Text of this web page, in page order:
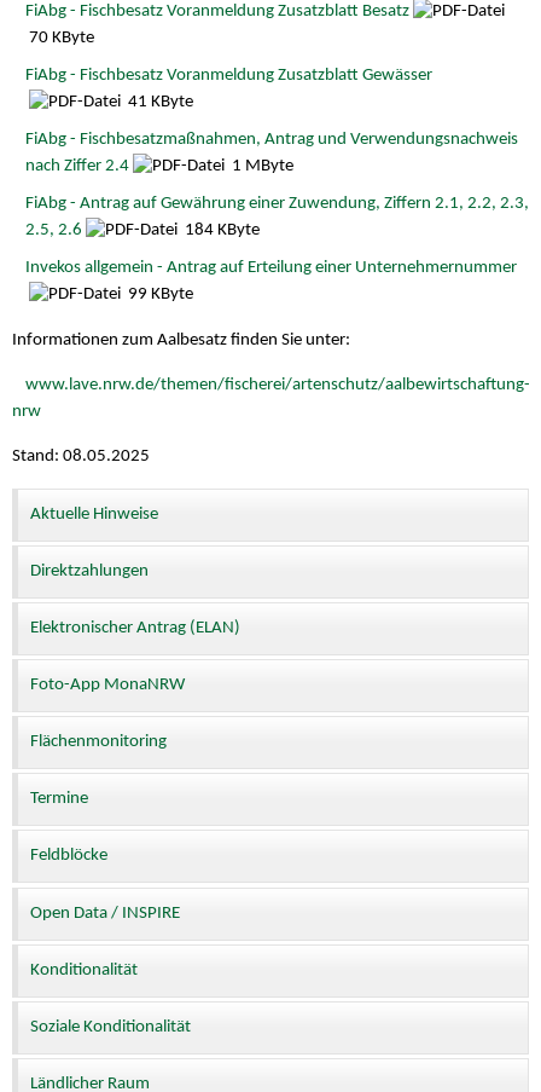
FiAbg - Fischbesatz Voranmeldung Zusatzblatt Besatz
70 KByte
FiAbg - Fischbesatz Voranmeldung Zusatzblatt Gewässer
41 KByte
FiAbg - Fischbesatzmaßnahmen, Antrag und Verwendungsnachweis
nach Ziffer 2.4
1 MByte
FiAbg - Antrag auf Gewährung einer Zuwendung, Ziffern 2.1, 2.2, 2.3,
2.5, 2.6
184 KByte
Invekos allgemein - Antrag auf Erteilung einer Unternehmernummer
99 KByte
Informationen zum Aalbesatz finden Sie unter:
www.lave.nrw.de/themen/fischerei/artenschutz/aalbewirtschaftung-
nrw
Stand: 08.05.2025
Aktuelle Hinweise
Direktzahlungen
Elektronischer Antrag (ELAN)
Foto-App MonaNRW
Flächenmonitoring
Termine
Feldblöcke
Open Data / INSPIRE
Konditionalität
Soziale Konditionalität
Ländlicher Raum